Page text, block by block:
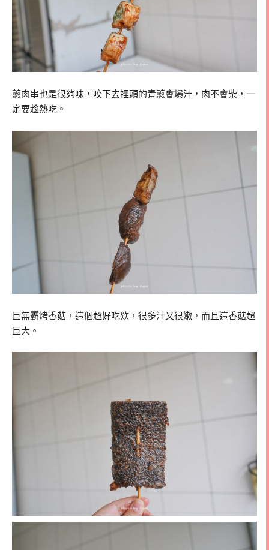
蔥肉串也是很夠味，咬下去裡頭的青蔥會爆汁，肉不會柴，一
定要趁熱吃。
巨無霸烤香菇，這個超好吃欸，很多汁又很嫩，而且這香菇超
巨大。